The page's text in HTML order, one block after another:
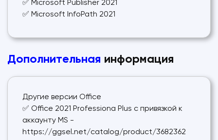
✅ Microsoft Publisher 2021
✅ Microsoft InfoPath 2021
Дополнительная информация
Другие версии Office
✅ Office 2021 Professiona Plus c привязкой к
аккаунту MS -
https://ggsel.net/catalog/product/3682362